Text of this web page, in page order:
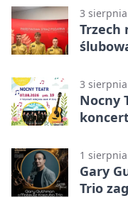
3
Trzech
3
Nocny
1
Gary
Trio